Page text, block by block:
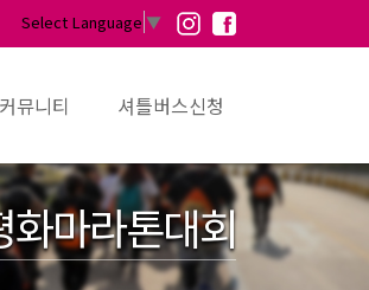
Select Language ▼
커뮤니티 셔틀버스신청
마라톤대회